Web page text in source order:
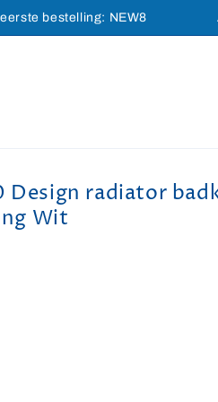
bestelling: NEW8
Design radiator
Wit